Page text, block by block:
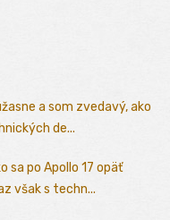
a som zvedavý, ako
de...
sa po Apollo 17 opäť
však s techn...